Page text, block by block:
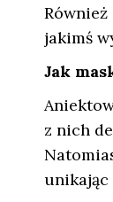
Również
jakimś
Jak
z nich
unikając